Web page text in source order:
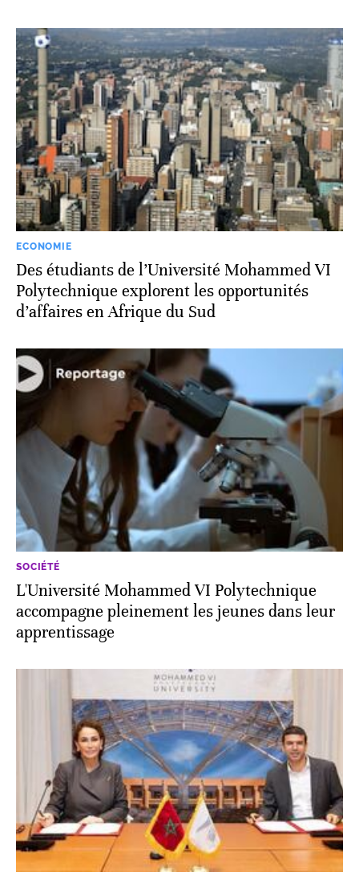
ECONOMIE
Des étudiants de l’Université Mohammed VI
Polytechnique explorent les opportunités
d’affaires en Afrique du Sud
SOCIÉTÉ
L'Université Mohammed VI Polytechnique
accompagne pleinement les jeunes dans leur
apprentissage